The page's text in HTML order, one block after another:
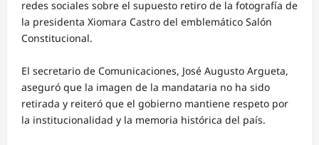
redes sociales sobre el supuesto retiro de la fotografía de
la presidenta Xiomara Castro del emblemático Salón
Constitucional.
El secretario de Comunicaciones, José Augusto Argueta,
aseguró que la imagen de la mandataria no ha sido
retirada y reiteró que el gobierno mantiene respeto por
la institucionalidad y la memoria histórica del país.